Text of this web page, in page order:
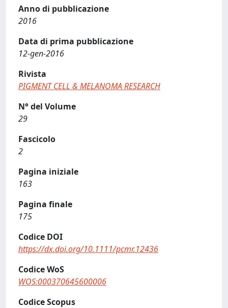
Anno di pubblicazione
2016
Data di prima pubblicazione
12-gen-2016
Rivista
PIGMENT CELL & MELANOMA RESEARCH
N° del Volume
29
Fascicolo
2
Pagina iniziale
163
Pagina finale
175
Codice DOI
https://dx.doi.org/10.1111/pcmr.12436
Codice WoS
WOS:000370645600006
Codice Scopus